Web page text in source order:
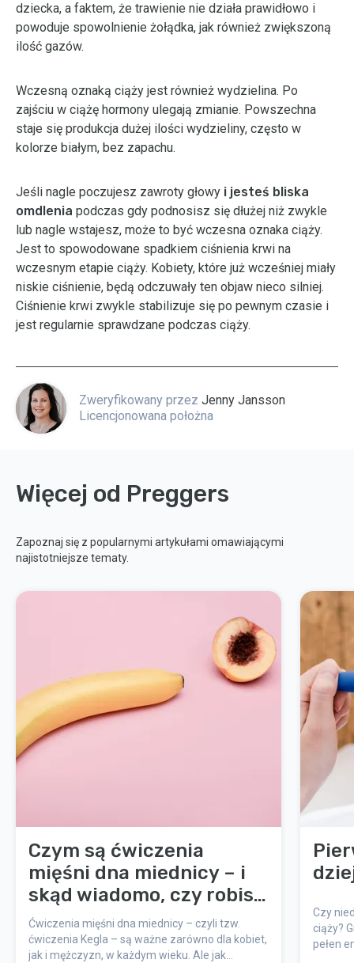
dziecka, a faktem, że trawienie nie działa prawidłowo i
powoduje spowolnienie żołądka, jak również zwiększoną
ilość gazów.
Wczesną oznaką ciąży jest również wydzielina. Po
zajściu w ciążę hormony ulegają zmianie. Powszechna
staje się produkcja dużej ilości wydzieliny, często w
kolorze białym, bez zapachu.
Jeśli nagle poczujesz zawroty głowy i jesteś bliska
omdlenia podczas gdy podnosisz się dłużej niż zwykle
lub nagle wstajesz, może to być wczesna oznaka ciąży.
Jest to spowodowane spadkiem ciśnienia krwi na
wczesnym etapie ciąży. Kobiety, które już wcześniej miały
niskie ciśnienie, będą odczuwały ten objaw nieco silniej.
Ciśnienie krwi zwykle stabilizuje się po pewnym czasie i
jest regularnie sprawdzane podczas ciąży.
Zweryfikowany przez Jenny Jansson
Licencjonowana położna
Więcej od Preggers
Zapoznaj się z popularnymi artykułami omawiającymi
najistotniejsze tematy.
Czym są ćwiczenia
mięśni dna miednicy – i
skąd wiadomo, czy robisz
je dobrze?
Ćwiczenia mięśni dna miednicy – czyli tzw.
ćwiczenia Kegla – są ważne zarówno dla kobiet,
jak i mężczyzn, w każdym wieku. Ale jak
Czy
ciąży?
pełen